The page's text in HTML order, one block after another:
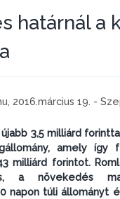
határnál a
2016.március 19. -
3,5 milliárd
amely így
milliárd forintot.
a növekedés
napon túli állományt